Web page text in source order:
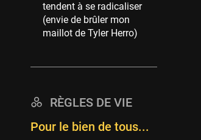
Portland Trail Blazers
27 sessions
25 sessions
Brooklyn Nets
24 sessions
tendent à se radicaliser
(envie de brûler mon
maillot de Tyler Herro)
RÈGLES DE VIE
Pour le bien de tous...